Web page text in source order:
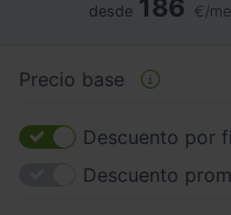
desde 186 €/
Precio base
Descuento por
Descuento